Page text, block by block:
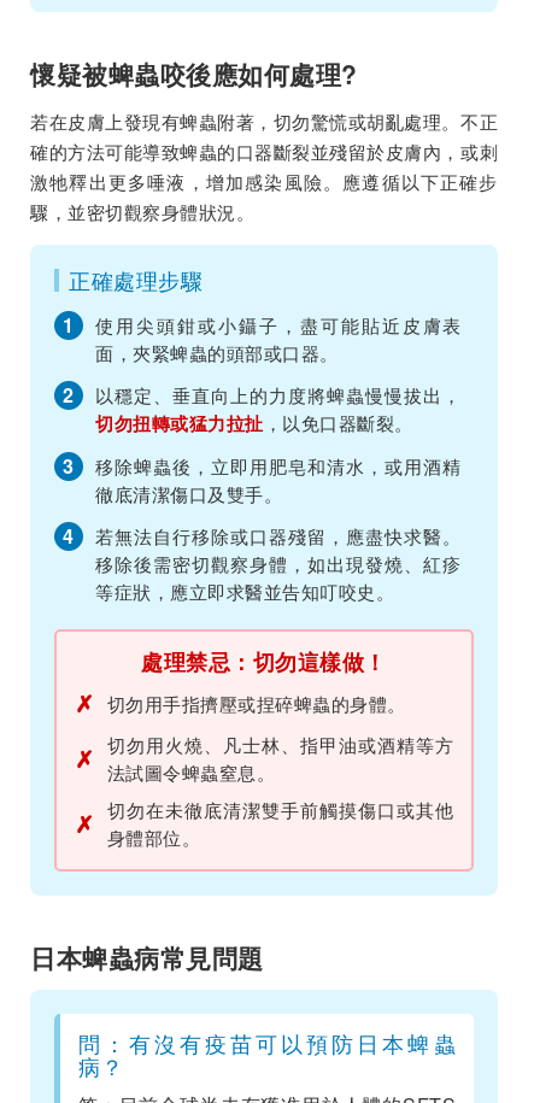
懷疑被蜱蟲咬後應如何處理?
若在皮膚上發現有蜱蟲附著，切勿驚慌或胡亂處理。不正
確的方法可能導致蜱蟲的口器斷裂並殘留於皮膚內，或刺
激牠釋出更多唾液，增加感染風險。應遵循以下正確步
驟，並密切觀察身體狀況。
正確處理步驟
1
使用尖頭鉗或小鑷子，盡可能貼近皮膚表
面，夾緊蜱蟲的頭部或口器。
2
以穩定、垂直向上的力度將蜱蟲慢慢拔出，
切勿扭轉或猛力拉扯 ，以免口器斷裂。
3
移除蜱蟲後，立即用肥皂和清水，或用酒精
徹底清潔傷口及雙手。
4
若無法自行移除或口器殘留，應盡快求醫。
移除後需密切觀察身體，如出現發燒、紅疹
等症狀，應立即求醫並告知叮咬史。
處理禁忌：切勿這樣做！
✗ 切勿用手指擠壓或捏碎蜱蟲的身體。
✗
切勿用火燒、凡士林、指甲油或酒精等方
法試圖令蜱蟲窒息。
✗
切勿在未徹底清潔雙手前觸摸傷口或其他
身體部位。
日本蜱蟲病常見問題
問：有沒有疫苗可以預防日本蜱蟲
病？